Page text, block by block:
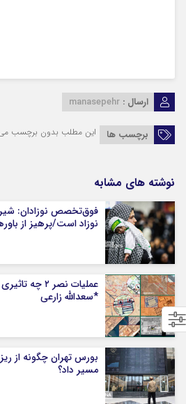
ارسال : manasepehr
برچسب ها این مطلب بدون برچسب
نوشته های مشابه
فوق‌تخصص نوزادان: شیر
نوزاد است/پرهیز از
عملیات نصر
*سعدالله زارعی
بورس تهران چگونه از
مسیر داد؟